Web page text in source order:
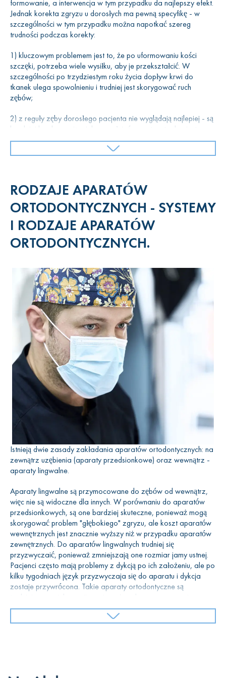
problemy trawienne i inne problemy zdrowotne. Wady zgryzu
mogą powodować problemy z funkcjonowaniem szczęk.
formowanie, a interwencja w tym przypadku da najlepszy efekt.
Jednak korekta zgryzu u dorosłych ma pewną specyfikę - w
szczególności w tym przypadku można napotkać szereg
trudności podczas korekty:
1) kluczowym problemem jest to, że po uformowaniu kości
szczęki, potrzeba wiele wysiłku, aby je przekształcić. W
szczególności po trzydziestym roku życia dopływ krwi do
tkanek ulega spowolnieniu i trudniej jest skorygować ruch
zębów;
2) z reguły zęby dorosłego pacjenta nie wyglądają najlepiej - są
bardziej kruche, mają wiele wypełnień, a zatem trudno jest
zastosować dla nich struktury ortodontyczne;
4) korekta zgryzu u dorosłych jest droższa. Jednocześnie,
biorąc pod uwagę powyższe, korekta nieprawidłowego zgryzu
jest rzeczą ważną i konieczną, a także istotną nawet dla
Prostowanie zębów za pomocą
aparatu ortodontycznego
Prostowanie zębów za pomocą aparatu ortodontycznego może
być stosowane w przypadku leczenia pacjentów dorosłych,
czyli osób, które mają już nieprawidłowo ukształtowany zgryz.
Pacjenci, którzy mają za sobą długi okres korekcji zgryzu,
często nie mają pojęcia, jak zakłada się aparat ortodontyczny.
Niewiedza rodzi nieufność, a nawet strach. W rzeczywistości
jest to proces żmudny i wieloetapowy, ale prosty i całkowicie
bezbolesny.
Jak działa nowoczesny system zamków. Ta stała struktura
ortodontyczna składa się z:
małe płytki z pojedynczym wspornikiem lub same szelki;
łuk, który je łączy;
ligatury mocujące w postaci opasek elastycznych lub
ściągaczy.
Wszystkie te elementy stają się jednym systemem dopiero na
zębach pacjenta. Składa je w jedną całość stomatolog -
ortodonta.
Proces zakładania aparatu
ortodontycznego
Wcześniej lekarz używa rozszerzacza do jamy ustnej, aby
zapewnić "szerokie pole" do pracy i dostęp do tylnych zębów.
Światłoutwardzalny materiał jest nakładany na tylną część
RODZAJE APARATÓW
ORTODONTYCZNYCH - SYSTEMY
I RODZAJE APARATÓW
ORTODONTYCZNYCH.
Istnieją dwie zasady zakładania aparatów ortodontycznych: na
zewnątrz uzębienia (aparaty przedsionkowe) oraz wewnątrz -
aparaty lingwalne.
Aparaty lingwalne są przymocowane do zębów od wewnątrz,
więc nie są widoczne dla innych. W porównaniu do aparatów
przedsionkowych, są one bardziej skuteczne, ponieważ mogą
skorygować problem "głębokiego" zgryzu, ale koszt aparatów
wewnętrznych jest znacznie wyższy niż w przypadku aparatów
zewnętrznych. Do aparatów lingwalnych trudniej się
przyzwyczaić, ponieważ zmniejszają one rozmiar jamy ustnej.
Pacjenci często mają problemy z dykcją po ich założeniu, ale po
kilku tygodniach język przyzwyczaja się do aparatu i dykcja
zostaje przywrócona. Takie aparaty ortodontyczne są
trudniejsze w pielęgnacji, ponieważ podczas czyszczenia
znajdują się poza zasięgiem wzroku pacjenta.